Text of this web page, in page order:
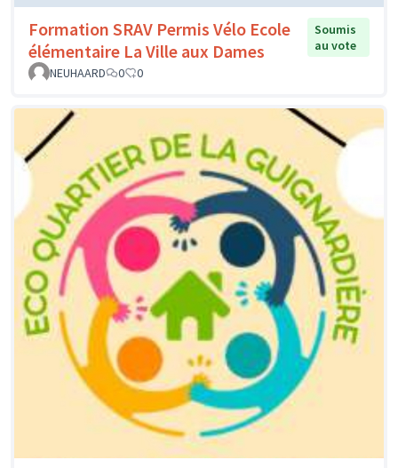
Formation SRAV Permis Vélo Ecole
élémentaire La Ville aux Dames
Soumis
au vote
NEUHAARD
0 0